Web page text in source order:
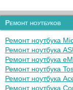
Ремонт ноутбуков
Ремонт ноутбука
Ремонт ноутбука
Ремонт ноутбука
Ремонт ноутбука
Ремонт ноутбука
Ремонт ноутбука